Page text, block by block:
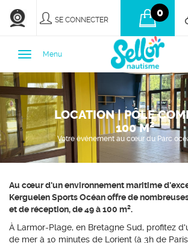
SE CONNECTER
0
Menu
LOCATION | PÔLE
100 M²
Votre événement au cœur du Parc
Au cœur d'un environnement maritime
Kerguelen Sports Océan offre de
et de réception, de 49 à 100 m².
À Larmor-Plage, en Bretagne Sud, profitez
de mer à 10 minutes de Lorient (à 3h de